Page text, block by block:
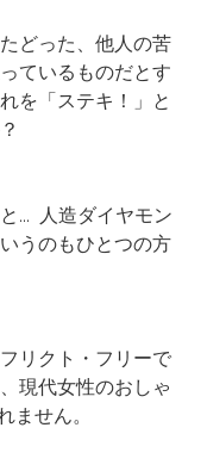
どった、他人の苦
ているものだとす
を「ステキ！」と
...  人造ダイヤモン
うのもひとつの方
リクト・フリーで
現代女性のおしゃ
ません。